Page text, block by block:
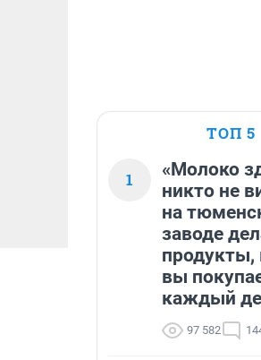
ТОП 5
1
«Молоко
никто не
на
заводе
продукты,
вы
каждый
97 582